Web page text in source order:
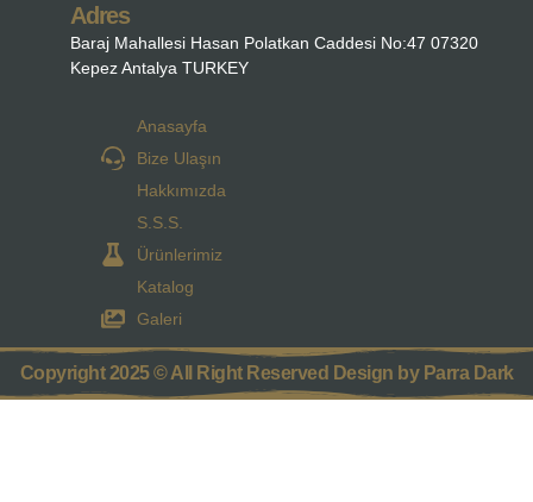
Adres
Baraj Mahallesi Hasan Polatkan Caddesi No:47 07320
Kepez Antalya TURKEY
Anasayfa
Bize Ulaşın
Hakkımızda
S.S.S.
Ürünlerimiz
Katalog
Galeri
Copyright 2025 © All Right Reserved Design by Parra Dark